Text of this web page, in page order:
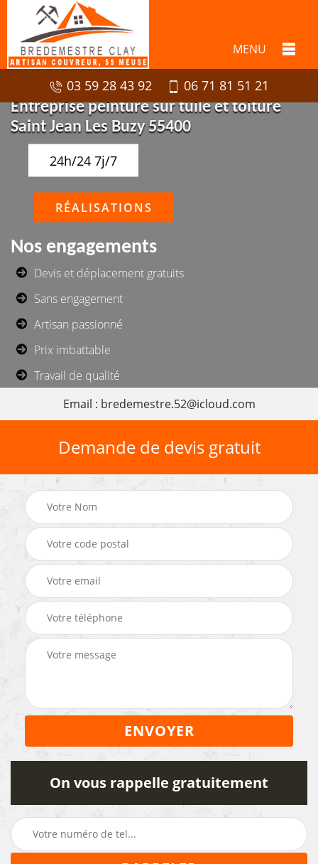
MENU
03 59 28 43 92
06 71 81 51 21
Entreprise peinture sur tuile et toiture
Saint Jean Les Buzy 55400
24h/24 7j/7
RÉALISATIONS
Nos engagements
Devis et déplacement gratuits
Sans engagement
Artisan passionné
Prix imbattable
Travail de qualité
Email : bredemestre.52@icloud.com
Demande de devis gratuit
On vous rappelle gratuitement